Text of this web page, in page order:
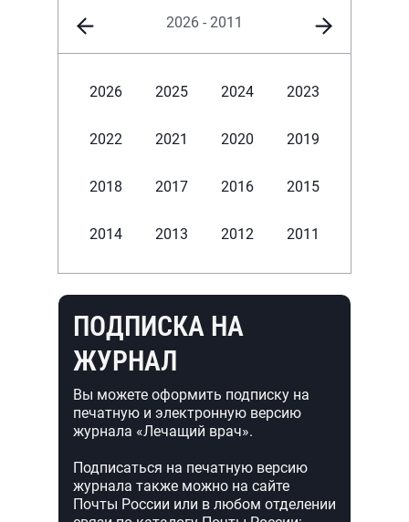
2026 - 2011
2026 2025 2024 2023
2022 2021 2020 2019
2018 2017 2016 2015
2014 2013 2012 2011
ПОДПИСКА НА
ЖУРНАЛ
Вы можете оформить подписку на
печатную и электронную версию
журнала «Лечащий врач».
Подписаться на печатную версию
журнала также можно на сайте
Почты России или в любом отделении